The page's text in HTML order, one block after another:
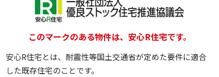
このマークのある物件は、安心R住宅です。
安心R住宅とは、耐震性等国土交通省が定めた要件に適合
した既存住宅のことです。